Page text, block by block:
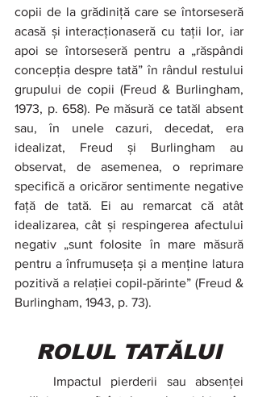
copii de la grădiniță care se întorseseră
acasă și interacționaseră cu tații lor, iar
apoi se întorseseră pentru a „răspândi
concepția despre tată” în rândul restului
grupului de copii (Freud & Burlingham,
1973, p. 658). Pe măsură ce tatăl absent
sau, în unele cazuri, decedat, era
idealizat, Freud și Burlingham au
observat, de asemenea, o reprimare
specifică a oricăror sentimente negative
față de tată. Ei au remarcat că atât
idealizarea, cât și respingerea afectului
negativ „sunt folosite în mare măsură
pentru a înfrumuseța și a menține latura
pozitivă a relației copil-părinte” (Freud &
Burlingham, 1943, p. 73).
ROLUL TATĂLUI